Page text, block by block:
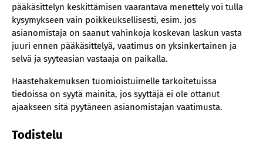
pääkäsittelyn keskittämisen vaarantava menettely voi tulla
kysymykseen vain poikkeuksellisesti, esim. jos
asianomistaja on saanut vahinkoja koskevan laskun vasta
juuri ennen pääkäsittelyä, vaatimus on yksinkertainen ja
selvä ja syyteasian vastaaja on paikalla.
Haastehakemuksen tuomioistuimelle tarkoitetuissa
tiedoissa on syytä mainita, jos syyttäjä ei ole ottanut
ajaakseen sitä pyytäneen asianomistajan vaatimusta.
Todistelu